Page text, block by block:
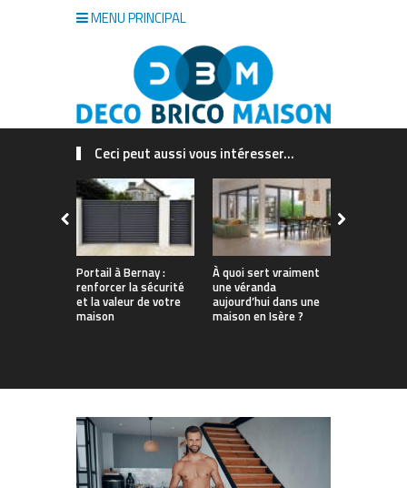
MENU PRINCIPAL
Ceci peut aussi vous intéresser...
Portail à Bernay :
renforcer la sécurité
et la valeur de votre
maison
À quoi sert vraiment
une véranda
aujourd’hui dans une
maison en Isère ?